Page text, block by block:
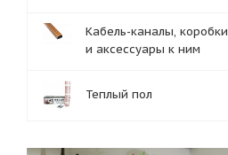
Кабель-каналы, коробки
и аксессуары к ним
Теплый пол